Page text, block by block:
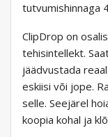
tutvumishinnaga
ClipDrop on
tehisintellekt.
jäädvustada
eskiisi või jope.
selle. Seejärel
koopia kohal ja